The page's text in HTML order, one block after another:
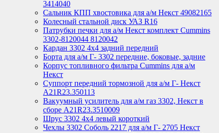
3414040
Сальник КПП хвостовика для а/м Некст 49082165
Колесный стальной диск УАЗ R16
Патрубки печки для а/м Некст комплект Cummins
3302-8120044 8120042
Кардан 3302 4х4 задний передний
Борта для а/м Г- 3302 передние, боковые, задние
Корпус топливного фильтра Cummins для а/м
Некст
Суппорт передний тормозной для а/м Г- Некст
А21R23.350113
Вакуумный усилитель для а/м газ 3302, Некст в
сборе A21R23.3510009
Шрус 3302 4х4 левый короткий
Чехлы 3302 Соболь 2217 для а/м Г- 2705 Некст